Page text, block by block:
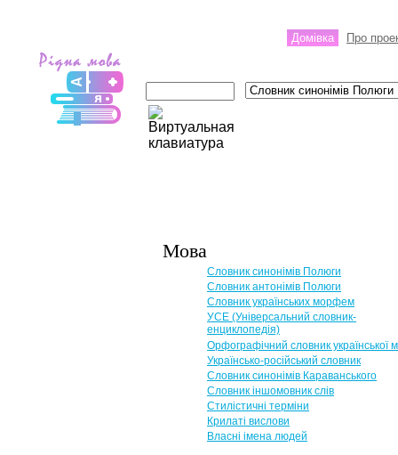
Домівка Про
Мова
Словник синонімів Полюги
Словник антонімів Полюги
Словник українських морфем
УСЕ (Універсальний словник-
енциклопедія)
Орфографічний словник української
Українсько-російський словник
Словник синонімів Караванського
Словник іншомовник слів
Стилістичні терміни
Крилаті вислови
Власні імена людей